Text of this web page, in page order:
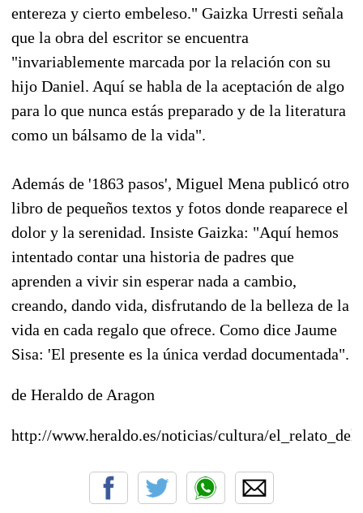
entereza y cierto embeleso." Gaizka Urresti señala
que la obra del escritor se encuentra
"invariablemente marcada por la relación con su
hijo Daniel. Aquí se habla de la aceptación de algo
para lo que nunca estás preparado y de la literatura
como un bálsamo de la vida".
Además de '1863 pasos', Miguel Mena publicó otro
libro de pequeños textos y fotos donde reaparece el
dolor y la serenidad. Insiste Gaizka: "Aquí hemos
intentado contar una historia de padres que
aprenden a vivir sin esperar nada a cambio,
creando, dando vida, disfrutando de la belleza de la
vida en cada regalo que ofrece. Como dice Jaume
Sisa: 'El presente es la única verdad documentada".
de Heraldo de Aragon
http://www.heraldo.es/noticias/cultura/